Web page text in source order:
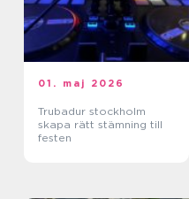
01. maj 2026
Trubadur stockholm
skapa rätt stämning till
festen